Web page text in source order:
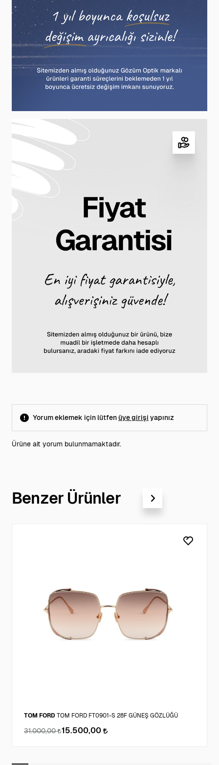
Yorum eklemek için lütfen üye girişi yapınız
Ürüne ait yorum bulunmamaktadır.
Benzer Ürünler
TOM FORD TOM FORD FT0901-S 28F GÜNEŞ GÖZLÜĞÜ
31.000,00 15.500,00